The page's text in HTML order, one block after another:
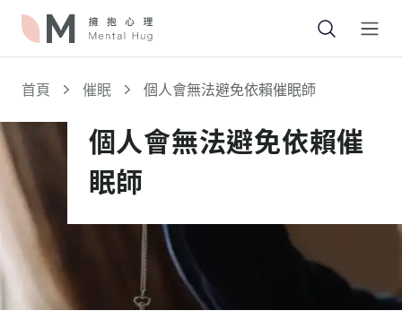
首頁 催眠 個人會無法避免依賴催眠師
個人會無法避免依賴催
眠師